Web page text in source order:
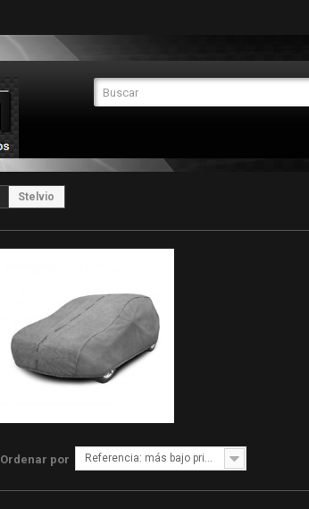
Stelvio
Ordenar por Referencia: más bajo primero